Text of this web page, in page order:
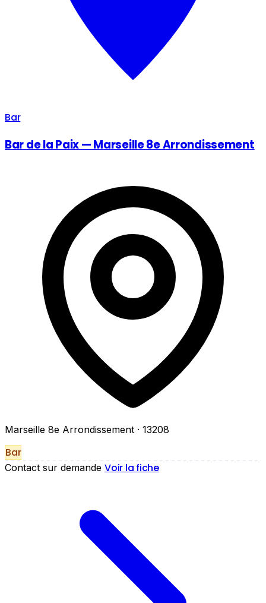
Bar
Bar de la Paix — Marseille 8e Arrondissement
Marseille 8e Arrondissement · 13208
Bar
Contact sur demande Voir la fiche